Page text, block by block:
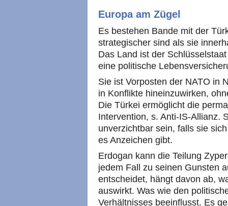
Europa am Zügel
Es bestehen Bande mit der
strategischer sind als sie
Das Land ist der
eine politische
Sie ist Vorposten der NATO in
in Konflikte hineinzuwirken,
Die Türkei ermöglicht die
Intervention, s. Anti-IS-Allianz.
unverzichtbar sein, falls sie
es Anzeichen gibt.
Erdogan kann die Teilung
jedem Fall zu seinen Gunsten
entscheidet, hängt davon ab,
auswirkt. Was wie den
Verhältnisses beeinflusst. Es